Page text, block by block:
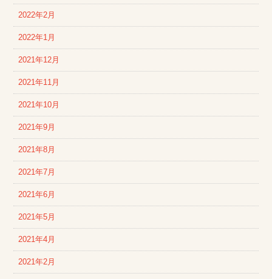
2022年2月
2022年1月
2021年12月
2021年11月
2021年10月
2021年9月
2021年8月
2021年7月
2021年6月
2021年5月
2021年4月
2021年2月